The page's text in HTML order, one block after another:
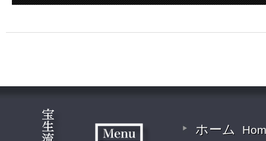
ホーム